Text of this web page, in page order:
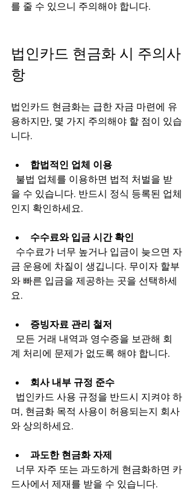
를 줄 수 있으니 주의해야 합니다.
법인카드 현금화 시 주의사
항
법인카드 현금화는 급한 자금 마련에 유
용하지만, 몇 가지 주의해야 할 점이 있습
니다.
합법적인 업체 이용
을 수 있습니다. 반드시 정식 등록된 업체
인지 확인하세요.
수수료와 입금 시간 확인
금 운용에 차질이 생깁니다. 무이자 할부
와 빠른 입금을 제공하는 곳을 선택하세
요.
증빙자료 관리 철저
계 처리에 문제가 없도록 해야 합니다.
회사 내부 규정 준수
며, 현금화 목적 사용이 허용되는지 회사
와 상의하세요.
과도한 현금화 자제
드사에서 제재를 받을 수 있습니다.